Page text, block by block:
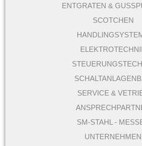
ENTGRATEN &
SCOTCHEN
SERVICE &
SM-STAHL -
UNTERNEHMEN